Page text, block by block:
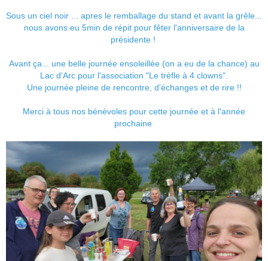
Sous un ciel noir ... apres le remballage du stand et avant la grêle...
nous avons eu 5min de répit pour fêter l'anniversaire de la
présidente !
Avant ça... une belle journée ensoleillée (on a eu de la chance) au
Lac d'Arc pour l'association "Le trèfle à 4 clowns".
Une journée pleine de rencontre, d'échanges et de rire !!
Merci à tous nos bénévoles pour cette journée et à l'année
prochaine